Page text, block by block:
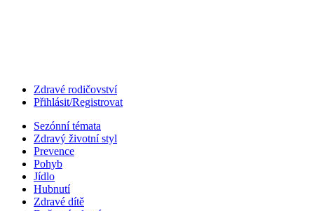
Zdravé rodičovství
Přihlásit/Registrovat
Sezónní témata
Zdravý životní styl
Prevence
Pohyb
Jídlo
Hubnutí
Zdravé dítě